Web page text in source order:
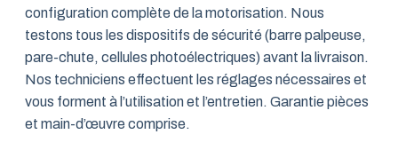
configuration complète de la motorisation. Nous
testons tous les dispositifs de sécurité (barre palpeuse,
pare-chute, cellules photoélectriques) avant la livraison.
Nos techniciens effectuent les réglages nécessaires et
vous forment à l’utilisation et l’entretien. Garantie pièces
et main-d’œuvre comprise.